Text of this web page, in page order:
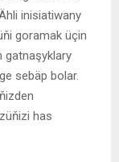
inisiatiwany
goramak üçin
gatnaşyklary
sebäp bolar.
has